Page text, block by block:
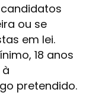
ou se
em lei.
18 anos
pretendido.